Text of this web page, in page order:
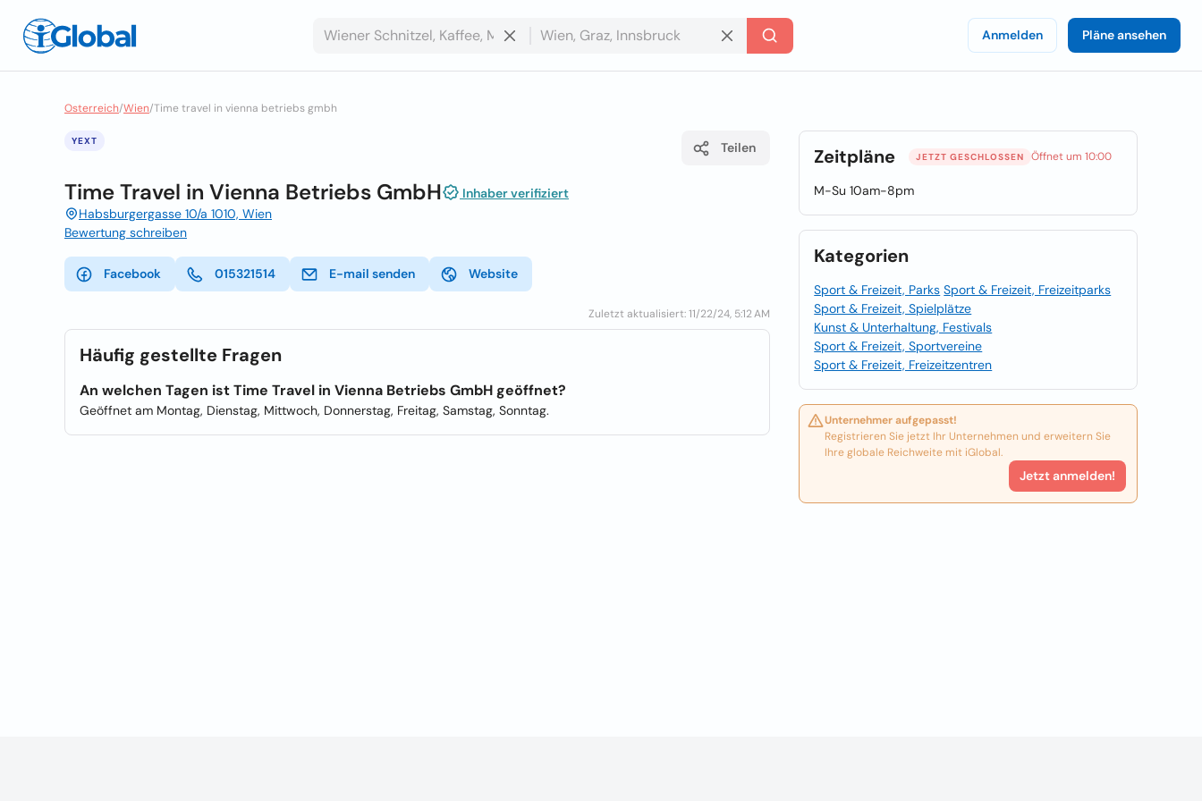
Anmelden Pläne ansehen
Osterreich/Wien/Time travel in vienna betriebs gmbh
YEXT Teilen
Time Travel in Vienna Betriebs GmbH
Inhaber verifiziert
Habsburgergasse 10/a 1010, Wien
Bewertung schreiben
Facebook 015321514 E-mail senden Website
Zuletzt aktualisiert: 11/22/24, 5:12 AM
Häufig gestellte Fragen
An welchen Tagen ist Time Travel in Vienna Betriebs GmbH geöffnet?
Geöffnet am Montag, Dienstag, Mittwoch, Donnerstag, Freitag, Samstag, Sonntag.
Zeitpläne JETZT GESCHLOSSEN Öffnet um 10:00
M-Su 10am-8pm
Kategorien
Sport & Freizeit, Parks Sport & Freizeit, Freizeitparks
Sport & Freizeit, Spielplätze
Kunst & Unterhaltung, Festivals
Sport & Freizeit, Sportvereine
Sport & Freizeit, Freizeitzentren
Unternehmer aufgepasst!
Registrieren Sie jetzt Ihr Unternehmen und erweitern Sie
Ihre globale Reichweite mit iGlobal.
Jetzt anmelden!